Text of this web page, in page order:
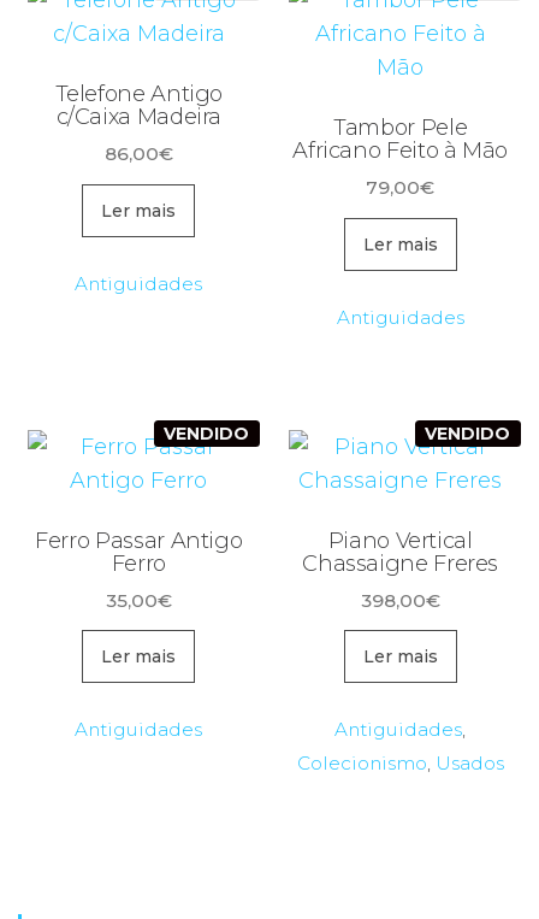
Telefone Antigo
c/Caixa Madeira
86,00€
Ler mais
Antiguidades
Tambor Pele
Africano Feito à Mão
79,00€
Ler mais
Antiguidades
VENDIDO
Ferro Passar Antigo
Ferro
35,00€
Ler mais
Antiguidades
VENDIDO
Piano Vertical
Chassaigne Freres
398,00€
Ler mais
Antiguidades,
Colecionismo, Usados